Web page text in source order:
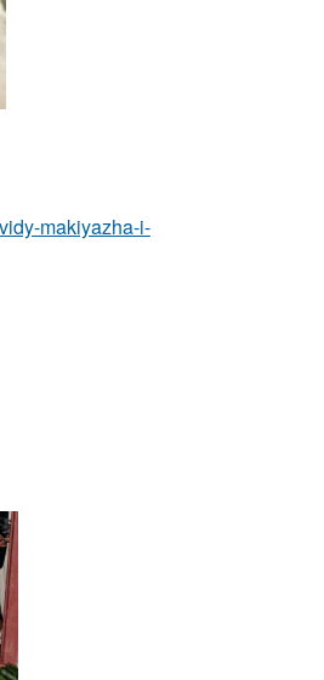
makiyazha-i-